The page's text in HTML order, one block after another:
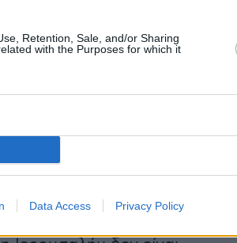
Retention, Sale, and/or Sharing
with the Purposes for which it
Data Access Privacy Policy
June 6, 2026
την αντίδραση του
ο οποίος απάντησε
μέσω Χ, με μια ιδιαίτερα